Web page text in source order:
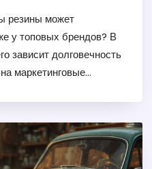
резины может
у топовых брендов? В
зависит долговечность
маркетинговые
проверенными
для лета и
резины служил